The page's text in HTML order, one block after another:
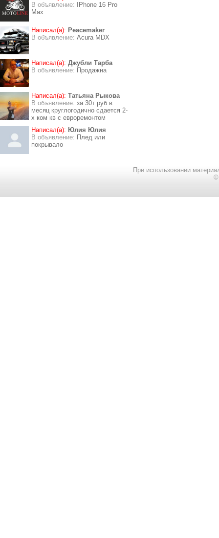
В объявление:
IPhone 16 Pro
Max
Написал(а): Peacemaker
В объявление: Acura MDX
Написал(а): Джубли Тарба
В объявление: Продажна
Написал(а): Татьяна Рыкова
В объявление: за 30т руб в
месяц круглогодично сдается 2-
х ком кв с евроремонтом
Написал(а): Юлия Юлия
В объявление: Плед или
покрывало
При использовании